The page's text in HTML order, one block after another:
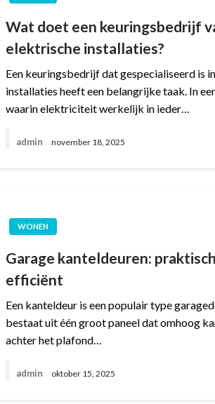
Wat doet een keuringsbedrijf
elektrische installaties?
Een keuringsbedrijf dat gespecialiseerd is
installaties heeft een belangrijke taak. In
waarin elektriciteit werkelijk in ieder…
admin november 18, 2025
WONEN
Garage kanteldeuren:
efficiënt
Een kanteldeur is een populair type
bestaat uit één groot paneel dat omhoog
achter het plafond…
admin oktober 15, 2025